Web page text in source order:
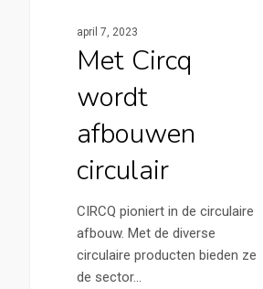
april 7, 2023
Met Circq
wordt
afbouwen
circulair
CIRCQ pioniert in de circulaire
afbouw. Met de diverse
circulaire producten bieden ze
de sector…